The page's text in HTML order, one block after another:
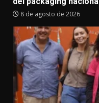
8 de agosto de 2026